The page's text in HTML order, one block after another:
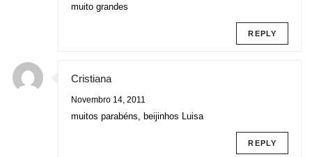
muito grandes
REPLY
Cristiana
Novembro 14, 2011
muitos parabéns, beijinhos Luisa
REPLY